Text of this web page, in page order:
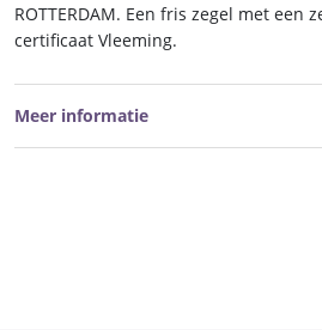
ROTTERDAM. Een fris zegel met een
certificaat Vleeming.
Meer informatie